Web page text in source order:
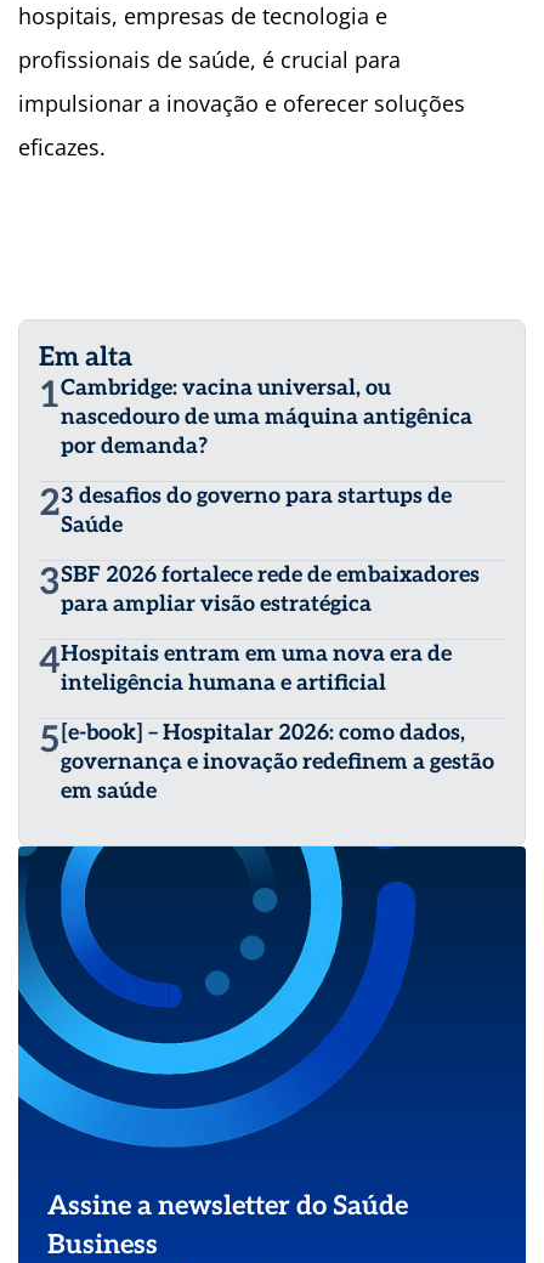
hospitais, empresas de tecnologia e
profissionais de saúde, é crucial para
impulsionar a inovação e oferecer soluções
eficazes.
Em alta
1Cambridge: vacina universal, ou
nascedouro de uma máquina antigênica
por demanda?
23 desafios do governo para startups de
Saúde
3SBF 2026 fortalece rede de embaixadores
para ampliar visão estratégica
4Hospitais entram em uma nova era de
inteligência humana e artificial
5 [e-book] – Hospitalar 2026: como dados,
governança e inovação redefinem a gestão
em saúde
Assine a newsletter do Saúde
Business